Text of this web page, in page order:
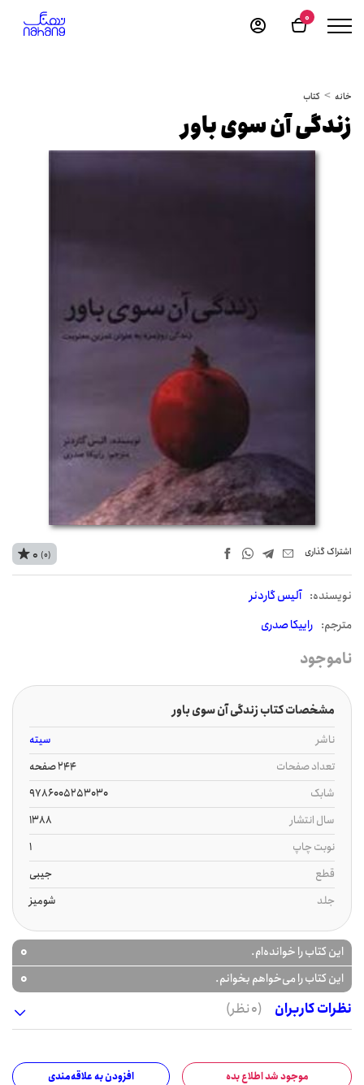
0
خانه کتاب
زندگی آن سوی باور
اشتراک‌ گذاری
نويسنده: آلیس گاردنر
مترجم: راییکا صدری
0 (0)
ناموجود
مشخصات کتاب زندگی آن سوی باور
ناشر
سیته
تعداد صفحات
244 صفحه
شابک
9786005253030
سال انتشار
1388
نوبت چاپ
1
قطع
جیبی
جلد
شومیز
این کتاب را خوانده‌ام. 0
این کتاب را می‌خواهم بخوانم.
0
نظرات کاربران
(0 نظر)
موجود شد اطلاع بده افزودن به علاقه‌مندی